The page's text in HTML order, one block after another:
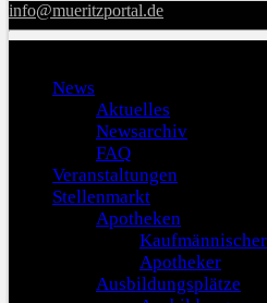
info@mueritzportal.de
News
Aktuelles
Newsarchiv
FAQ
Veranstaltungen
Stellenmarkt
Apotheken
Apotheker
Ausbildungsplätze